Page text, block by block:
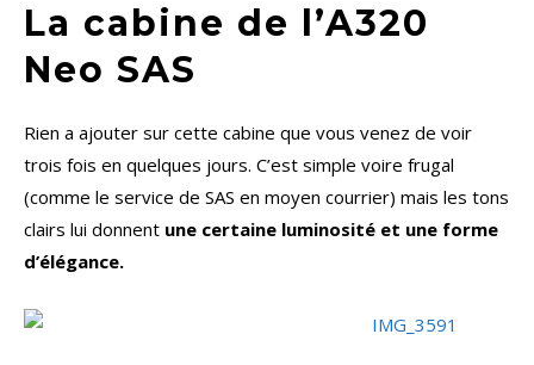
La cabine de l’A320
Neo SAS
Rien a ajouter sur cette cabine que vous venez de voir
trois fois en quelques jours. C’est simple voire frugal
(comme le service de SAS en moyen courrier) mais les tons
clairs lui donnent une certaine luminosité et une forme
d’élégance.